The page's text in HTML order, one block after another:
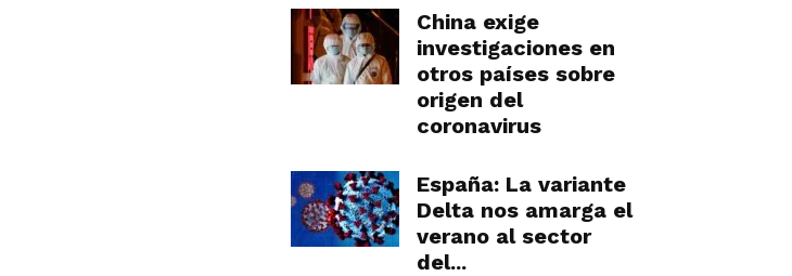
China exige
investigaciones en
otros países sobre
origen del
coronavirus
España: La variante
Delta nos amarga el
verano al sector
del...